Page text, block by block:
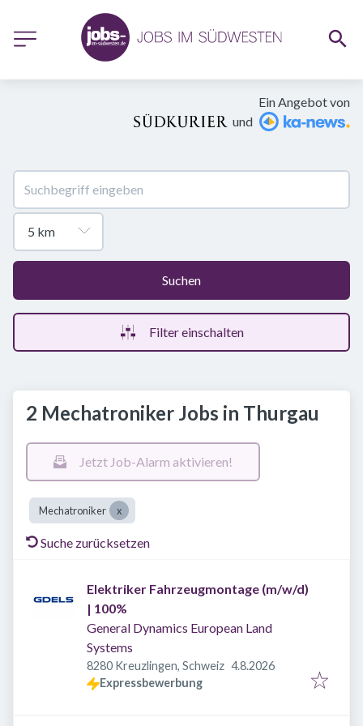
Ein Angebot von
und
Suchen
Filter einschalten
2 Mechatroniker Jobs in Thurgau
Jetzt Job-Alarm aktivieren!
Mechatroniker
Suche zurücksetzen
Elektriker Fahrzeugmontage (m/w/d)
| 100%
General Dynamics European Land
Systems
8280 Kreuzlingen, Schweiz Veröffentlicht
4.8.2026
Expressbewerbung